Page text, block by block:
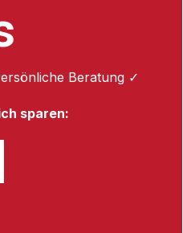
Beratung ✓
sparen: